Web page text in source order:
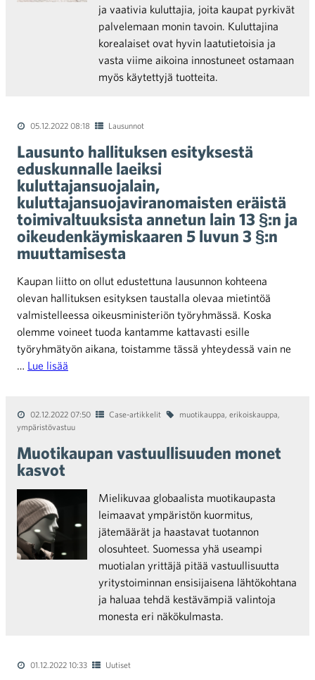
ja vaativia kuluttajia, joita kaupat pyrkivät
palvelemaan monin tavoin. Kuluttajina
korealaiset ovat hyvin laatutietoisia ja
vasta viime aikoina innostuneet ostamaan
myös käytettyjä tuotteita.
05.12.2022 08:18 Lausunnot
Lausunto hallituksen esityksestä
eduskunnalle laeiksi
kuluttajansuojalain,
kuluttajansuojaviranomaisten eräistä
toimivaltuuksista annetun lain 13 §:n ja
oikeudenkäymiskaaren 5 luvun 3 §:n
muuttamisesta
Kaupan liitto on ollut edustettuna lausunnon kohteena
olevan hallituksen esityksen taustalla olevaa mietintöä
valmistelleessa oikeusministeriön työryhmässä. Koska
olemme voineet tuoda kantamme kattavasti esille
työryhmätyön aikana, toistamme tässä yhteydessä vain ne
… Lue lisää
02.12.2022 07:50 Case-artikkelit muotikauppa, erikoiskauppa,
ympäristövastuu
Muotikaupan vastuullisuuden monet
kasvot
Mielikuvaa globaalista muotikaupasta
leimaavat ympäristön kuormitus,
jätemäärät ja haastavat tuotannon
olosuhteet. Suomessa yhä useampi
muotialan yrittäjä pitää vastuullisuutta
yritystoiminnan ensisijaisena lähtökohtana
ja haluaa tehdä kestävämpiä valintoja
monesta eri näkökulmasta.
01.12.2022 10:33 Uutiset